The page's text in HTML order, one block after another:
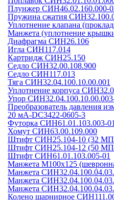
Плунжер СИН46.02.160.000-
Пружина сжатия
Уплотнение клапана
Манжета (уплотнение
Диафрагма СИН26.106
Игла СИН117.014
Картридж СИН25.150
Седло СИН32.00.108.900
Седло СИН117.013
Тяга СИН32.04.100.10.00.001
Уплотнение корпуса
Упор
Преобразователь давления
20 мА-DC3422-0605-3
Футорка СИН61.01.103.003-01
Хомут СИН63.00.109.000
Штифт СИН25.104-10 (32
Штифт СИН25.104-12 (50
Штифт СИН61.01.103.005-01
Манжета М100х125
Манжета
Манжета
Манжета
Колено шарнирное